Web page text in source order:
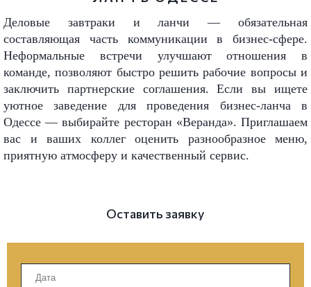
Деловые завтраки и ланчи — обязательная
составляющая часть коммуникации в бизнес-сфере.
Неформальные встречи улучшают отношения в
команде, позволяют быстро решить рабочие вопросы и
заключить партнерские соглашения. Если вы ищете
уютное заведение для проведения бизнес-ланча в
Одессе — выбирайте ресторан «Веранда». Приглашаем
вас и ваших коллег оценить разнообразное меню,
приятную атмосферу и качественный сервис.
Оставить заявку